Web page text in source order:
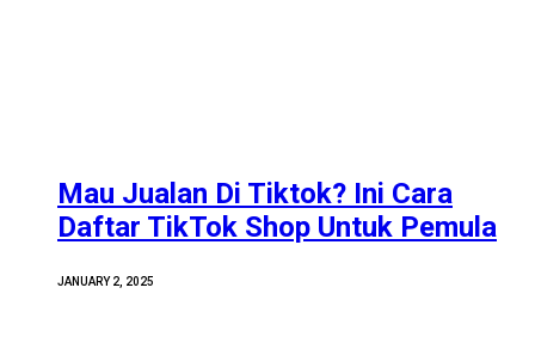
Mau Jualan Di Tiktok? Ini Cara
Daftar TikTok Shop Untuk Pemula
JANUARY 2, 2025